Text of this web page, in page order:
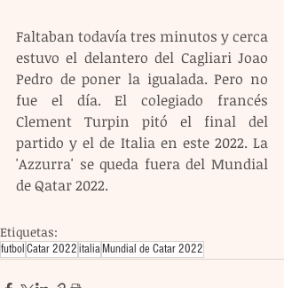
Faltaban todavía tres minutos y cerca
estuvo el delantero del Cagliari Joao
Pedro de poner la igualada. Pero no
fue el día. El colegiado francés
Clement Turpin pitó el final del
partido y el de Italia en este 2022. La
'Azzurra' se queda fuera del Mundial
de Qatar 2022.
Etiquetas:
futbolCatar 2022italiaMundial de Catar 2022